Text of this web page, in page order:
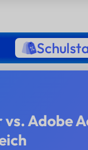
vs. Adobe